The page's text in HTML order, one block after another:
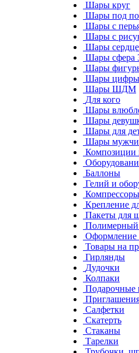
Шары круг
Шары под
Шары с
Шары с
Шары сердце
Шары сфера
Шары
Шары цифры
Шары ШДМ
Для кого
Шары
Шары
Шары для
Шары
Композиции
Баллоны
Гелий и
Крепление
Пакеты для
Полимерный
Оформление
Товары на
Гирлянды
Дудочки
Колпаки
Подарочные
Салфетки
Скатерть
Стаканы
Тарелки